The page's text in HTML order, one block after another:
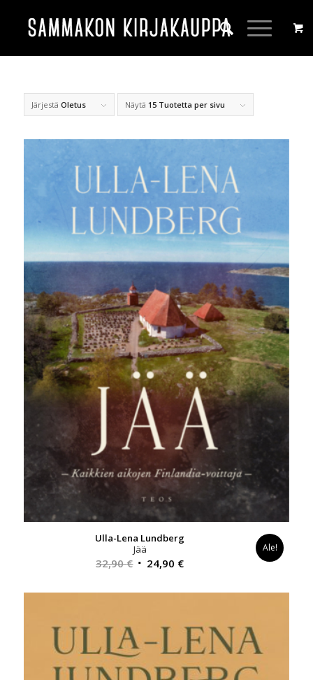
Järjestä Oletus Näytä 15 Tuotetta per sivu
Ulla-Lena Lundberg
Jää
32,90€ Alkuperäinen
oli:
24,90 €Nykyinen
on:
Ale!